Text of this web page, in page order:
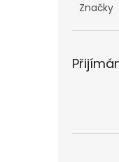
Značky